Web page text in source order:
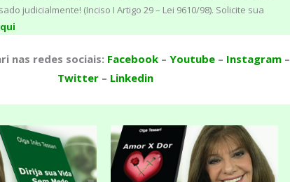
judicialmente! (Inciso I Artigo 29 – Lei 9610/98). Solicite sua
nas redes sociais: Facebook– Youtube– Instagram–
Twitter– Linkedin